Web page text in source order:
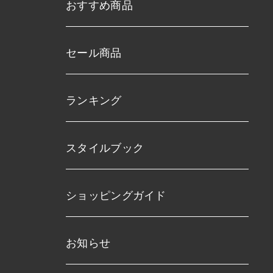
おすすめ商品
セール商品
ランキング
スタイルブック
ショッピングガイド
お知らせ